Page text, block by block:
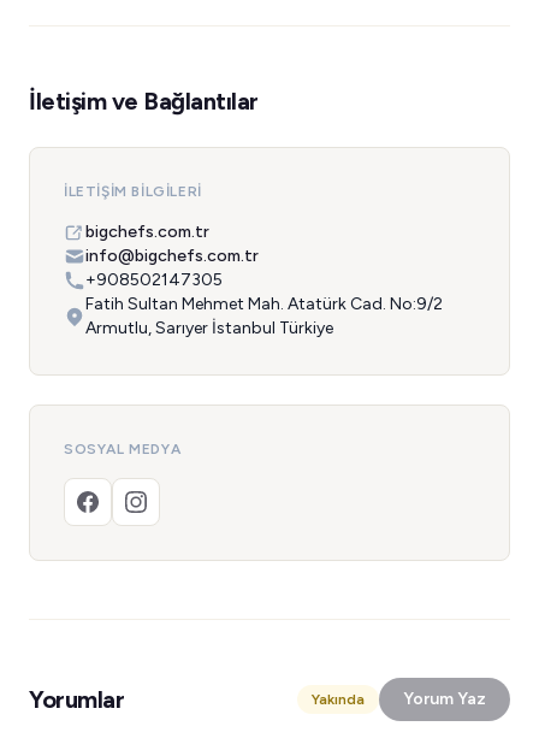
İletişim ve Bağlantılar
İLETIŞIM BILGILERI
bigchefs.com.tr
info@bigchefs.com.tr
+908502147305
Fatih Sultan Mehmet Mah. Atatürk Cad. No:9/2
Armutlu, Sarıyer İstanbul Türkiye
SOSYAL MEDYA
Yorumlar Yakında Yorum Yaz